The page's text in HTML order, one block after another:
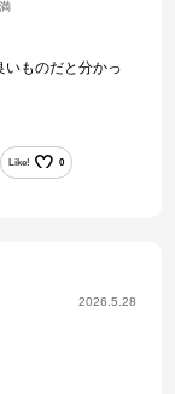
いものだと分かっ
Like! 0
2026.5.28